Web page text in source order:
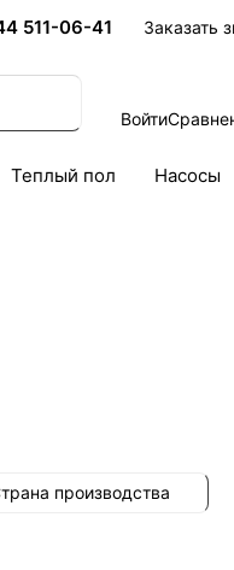
511-06-41 Заказать
Войти
Теплый пол Насосы
производства